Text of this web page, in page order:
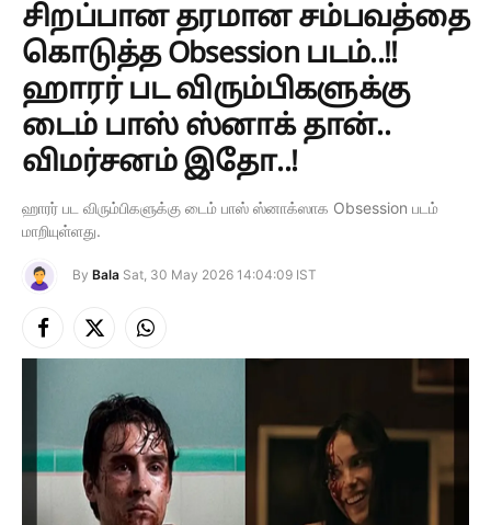
சிறப்பான தரமான சம்பவத்தை
கொடுத்த Obsession படம்..!!
ஹாரர் பட விரும்பிகளுக்கு
டைம் பாஸ் ஸ்னாக் தான்..
விமர்சனம் இதோ..!
ஹாரர் பட விரும்பிகளுக்கு டைம் பாஸ் ஸ்னாக்ஸாக Obsession படம்
மாறியுள்ளது.
By Bala Sat, 30 May 2026 14:04:09 IST
Facebook
X
(Twitter)
Instagram